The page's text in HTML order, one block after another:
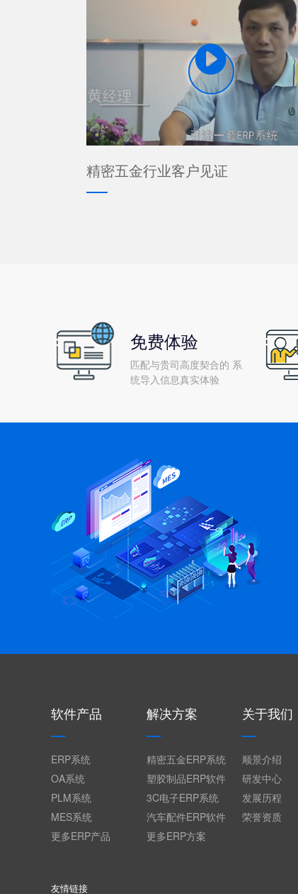

精密五金行业客户见证
免费体验
匹配与贵司高度契合的 系
统导入信息真实体验
软件产品
ERP系统
OA系统
PLM系统
MES系统
更多ERP产品
解决方案
精密五金ERP系统
塑胶制品ERP软件
3C电子ERP系统
汽车配件ERP软件
更多ERP方案
关于我们
顺景介绍
研发中心
发展历程
荣誉资质
友情链接